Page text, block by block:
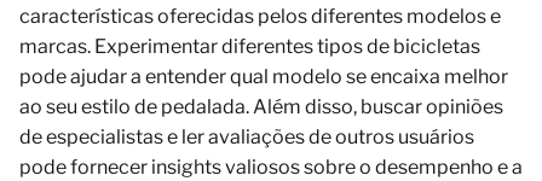
características oferecidas pelos diferentes modelos e
marcas. Experimentar diferentes tipos de bicicletas
pode ajudar a entender qual modelo se encaixa melhor
ao seu estilo de pedalada. Além disso, buscar opiniões
de especialistas e ler avaliações de outros usuários
pode fornecer insights valiosos sobre o desempenho e a